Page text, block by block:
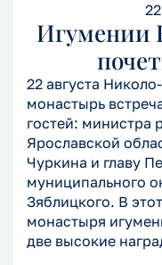
Игумении
22 августа
монастырь
гостей: министра
Ярославской
Чуркина и главу
муниципального
Зяблицкого. В
монастыря
две высокие